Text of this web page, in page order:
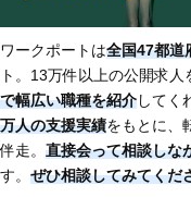
ワークポートは全国47都道
ト。13万件以上の公開求人
で幅広い職種を紹介してく
万人の支援実績をもとに、
伴走。 直接会って相談しな
す。 ぜひ相談してみてくだ